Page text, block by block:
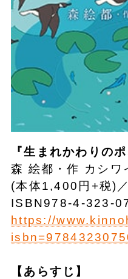
『生まれかわりのポ
森 絵都・作 カシワ
(本体1,400円+税)
ISBN978-4-323-
https://
【あらすじ】